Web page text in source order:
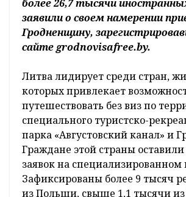
более 26,7 тысячи
заявили о своем намерении
Гродненщину,
сайте grodnovisafree.by.
Литва лидирует среди стран,
которых привлекает
путешествовать без виз по
специального туристско-
парка «Августовский канал» и
Граждане этой страны
заявок на специализированном
Зафиксированы более 9 тысяч
из Польши, свыше 1,1 тысячи из